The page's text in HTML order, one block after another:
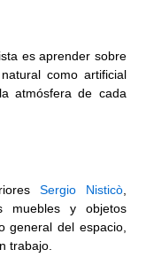
es aprender sobre
como artificial
atmósfera de cada
Sergio Nisticò,
muebles y objetos
general del espacio,
trabajo.